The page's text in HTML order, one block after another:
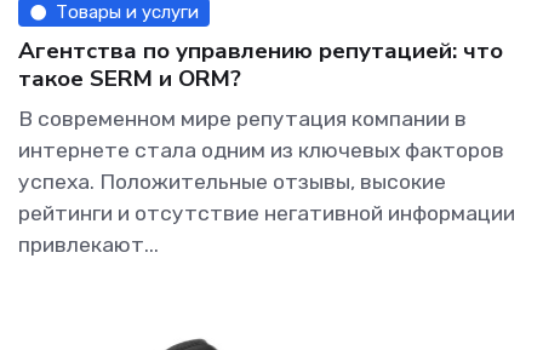
Товары и услуги
Агентства по управлению репутацией: что
такое SERM и ORM?
В современном мире репутация компании в
интернете стала одним из ключевых факторов
успеха. Положительные отзывы, высокие
рейтинги и отсутствие негативной информации
привлекают...